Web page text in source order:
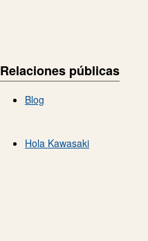
Relaciones públicas
Blog
Hola Kawasaki